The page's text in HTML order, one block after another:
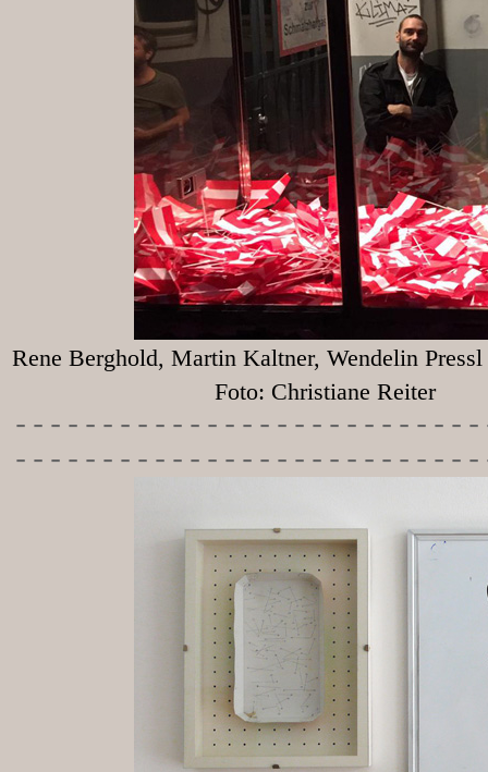
Rene Berghold, Martin Kaltner, Wendelin Pressl
Foto: Christiane Reiter
-----------